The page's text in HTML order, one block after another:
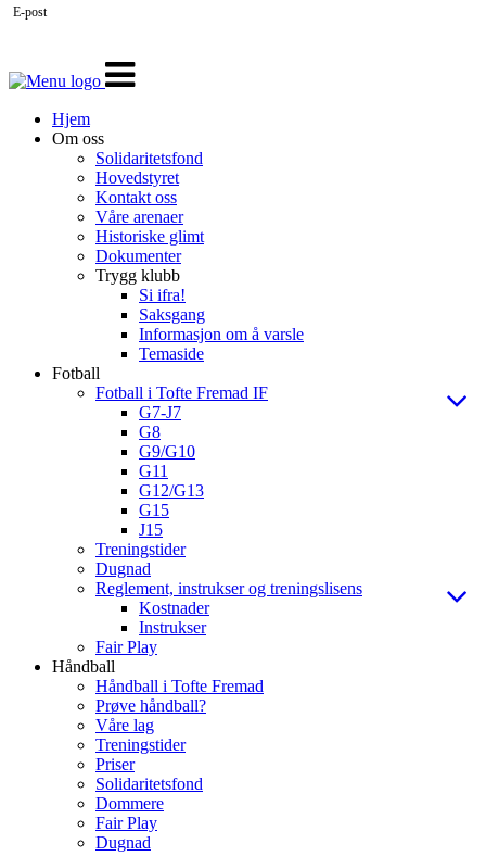
Veksle
navigasjon
Hjem
Om oss
Solidaritetsfond
Hovedstyret
Kontakt oss
Våre arenaer
Historiske glimt
Dokumenter
Trygg klubb
Si ifra!
Saksgang
Informasjon om å varsle
Temaside
Fotball
Fotball i Tofte Fremad IF
G7-J7
G8
G9/G10
G11
G12/G13
G15
J15
Treningstider
Dugnad
Reglement, instrukser og treningslisens
Kostnader
Instrukser
Fair Play
Håndball
Håndball i Tofte Fremad
Prøve håndball?
Våre lag
Treningstider
Priser
Solidaritetsfond
Dommere
Fair Play
Dugnad
E-post